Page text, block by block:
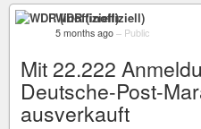
WDR (inoffiziell)
5 months ago – Public
Mit 22.222
Deutsche-Post-
ausverkauft